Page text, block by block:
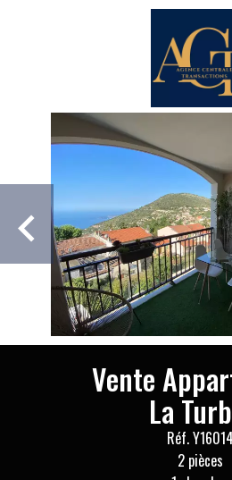
Vente
La
Réf. Y16014
2 pièces